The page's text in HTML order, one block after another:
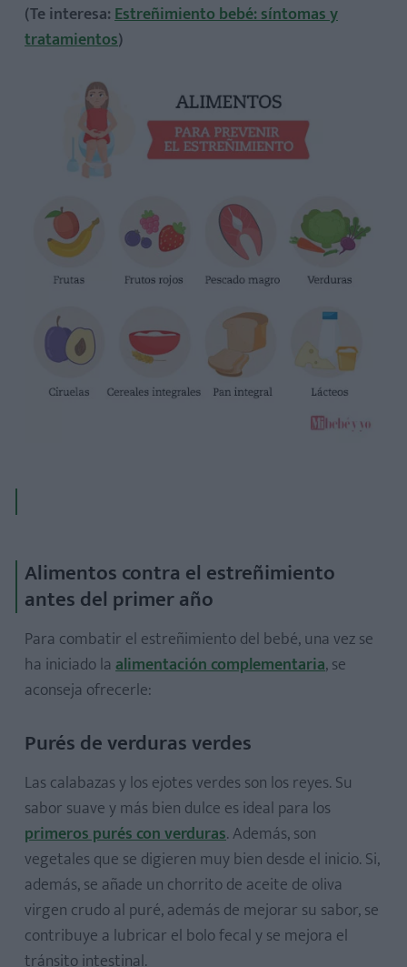
Purés de fruta y fruta cocida
Zanahorias
Alimentos integrales
Pescados magros
Verduras de hoja verde y con un alto contenido en fibra
Fruta fresca cruda, cocida al vapor o al horno
Margarinas
Chocolate, dulces y bollería industrial
(Te interesa:Estreñimiento bebé: síntomas y
tratamientos)
Alimentos contra el estreñimiento
antes del primer año
Para combatir el estreñimiento del bebé, una vez se
ha iniciado la alimentación complementaria, se
aconseja ofrecerle:
Purés de verduras verdes
Las calabazas y los ejotes verdes son los reyes. Su
sabor suave y más bien dulce es ideal para los
primeros purés con verduras. Además, son
vegetales que se digieren muy bien desde el inicio. Si,
además, se añade un chorrito de aceite de oliva
virgen crudo al puré, además de mejorar su sabor, se
contribuye a lubricar el bolo fecal y se mejora el